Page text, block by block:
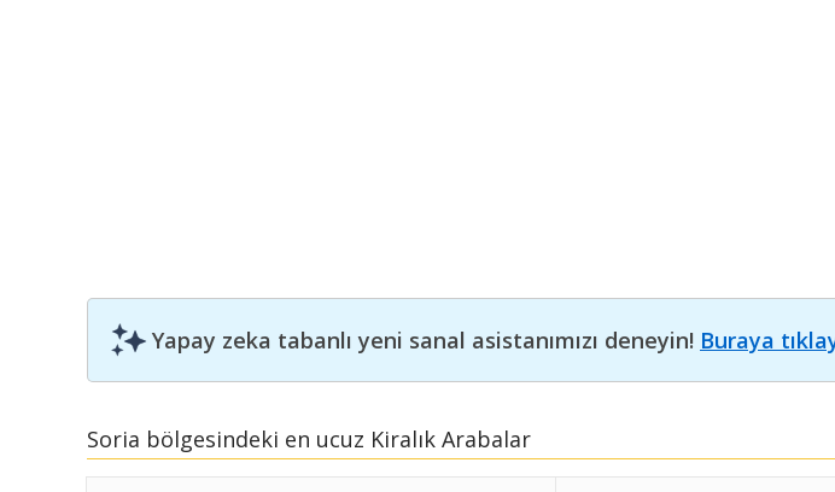
Yapay zeka tabanlı yeni sanal asistanımızı deneyin! Buraya
Soria bölgesindeki en ucuz Kiralık Arabalar